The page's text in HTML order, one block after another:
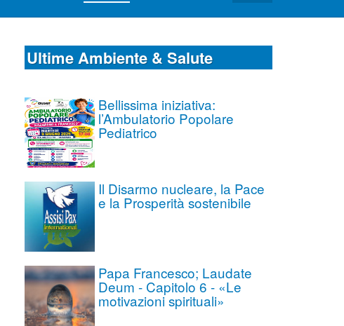
Ultime Ambiente & Salute
Bellissima iniziativa:
l’Ambulatorio Popolare
Pediatrico
Il Disarmo nucleare, la Pace
e la Prosperità sostenibile
Papa Francesco; Laudate
Deum - Capitolo 6 - «Le
motivazioni spirituali»